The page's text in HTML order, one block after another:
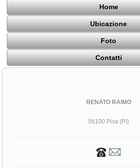
Home
Ubicazione
Foto
Contatti
RENATO RAIMO
56100 Pisa (PI)